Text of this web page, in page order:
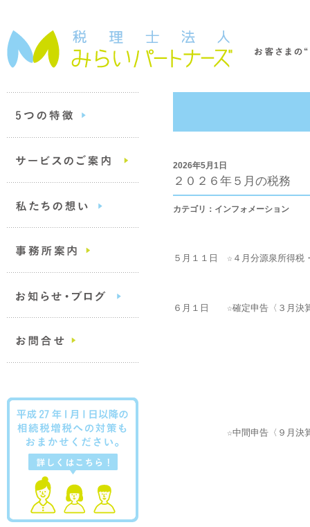
2026年5月1日
２０２６年５月の税務
カテゴリ：インフォメーション